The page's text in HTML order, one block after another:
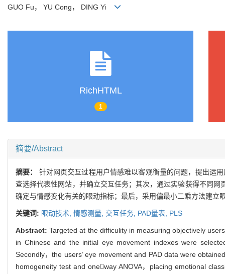
GUO Fu， YU Cong， DING Yi
RichHTML
1
摘要/Abstract
摘要： 针对网页交互过程用户情感难以客观衡量的问题，提出运
查选择代表性网站，并确立交互任务；其次，通过实验获得不同
确定与情感变化有关的眼动指标；最后，采用偏最小二乘方法建
关键词: 眼动技术, 情感测量, 交互任务, PAD量表, PLS
Abstract:Targeted at the difficulity in measuring objectively
in Chinese and the initial eye movement indexes were
Secondly，the users’ eye movement and PAD data were
homogeneity test and oneway ANOVA，placing emotional